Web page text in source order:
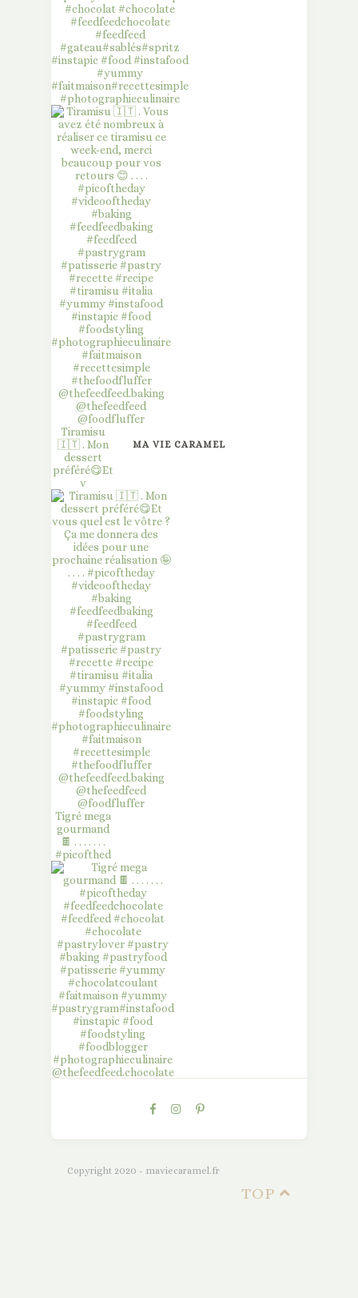
MA VIE CARAMEL
Tiramisu
🇮🇹 . Mon
dessert
préféré😋Et
v
Tigré mega
gourmand
🍫 . . . . . . .
#picofthed
Copyright 2020 - maviecaramel.fr
TOP